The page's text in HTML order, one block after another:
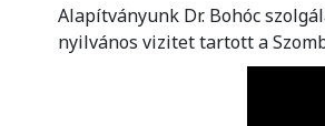
Alapítványunk Dr. Bohóc
nyilvános vizitet tartott a